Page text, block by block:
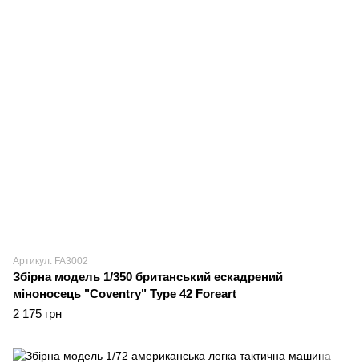
Артикул: FA3002
Збірна модель 1/350 британський ескадрений
міноносець "Coventry" Type 42 Foreart
2 175 грн